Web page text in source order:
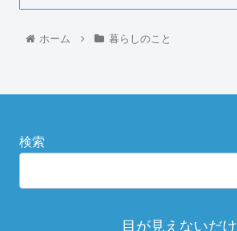
ホーム 暮らしのこと
検索
目が見えないだけ